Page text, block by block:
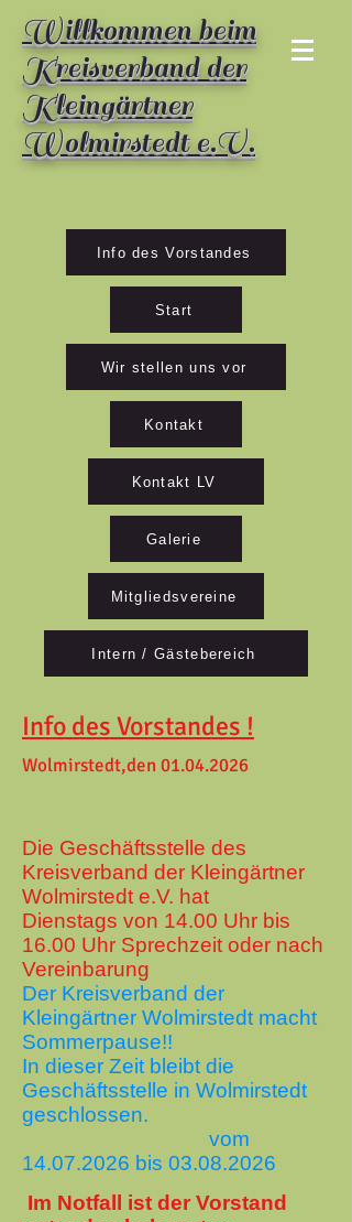
Willkommen beim
Kreisverband der
Kleingärtner
Wolmirstedt e.V.
Info des Vorstandes
Start
Wir stellen uns vor
Kontakt
Kontakt LV
Galerie
Mitgliedsvereine
Intern / Gästebereich
Info des Vorstandes !
Wolmirstedt,den01.04.2026
Die Geschäftsstelle des
Kreisverband der Kleingärtner
Wolmirstedt e.V. hat
Dienstags von 14.00 Uhr bis
16.00 Uhr Sprechzeit oder nach
Vereinbarung
Der Kreisverband der
Kleingärtner Wolmirstedt macht
Sommerpause!!
In dieser Zeit bleibt die
Geschäftsstelle in Wolmirstedt
geschlossen.
vom
14.07.2026 bis 03.08.2026
Im Notfall ist der Vorstand